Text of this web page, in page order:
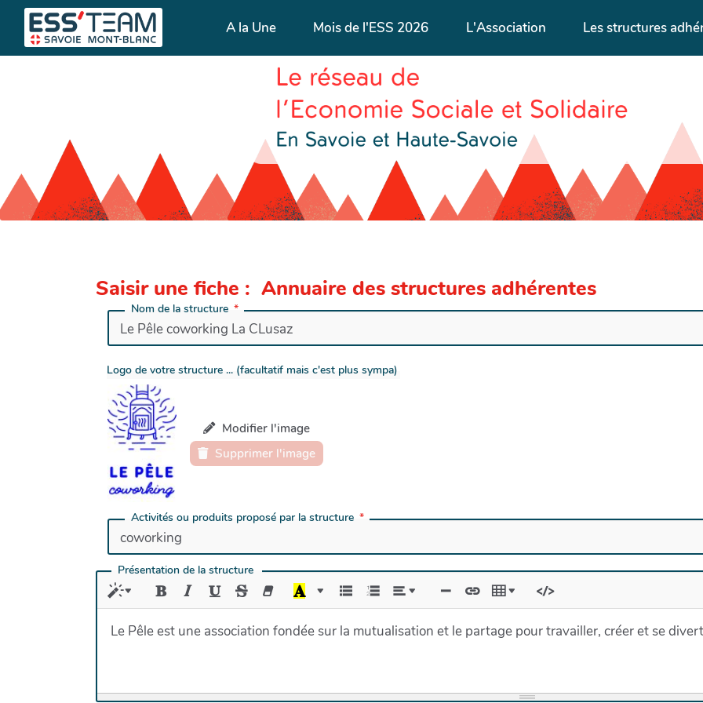
A la Une Mois de l'ESS 2026 L'Association Les structures
Saisir une fiche : Annuaire des structures adhérentes
Nom de la structure
Logo de votre structure ... (facultatif mais c'est plus sympa)
Modifier l'image
Supprimer l'image
Activités ou produits proposé par la structure
Présentation de la structure
Le Pêle est une association fondée sur la mutualisation et le partage pour travailler, créer et se